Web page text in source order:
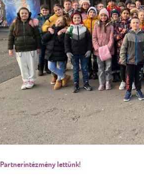
Partnerintézmény lettünk!